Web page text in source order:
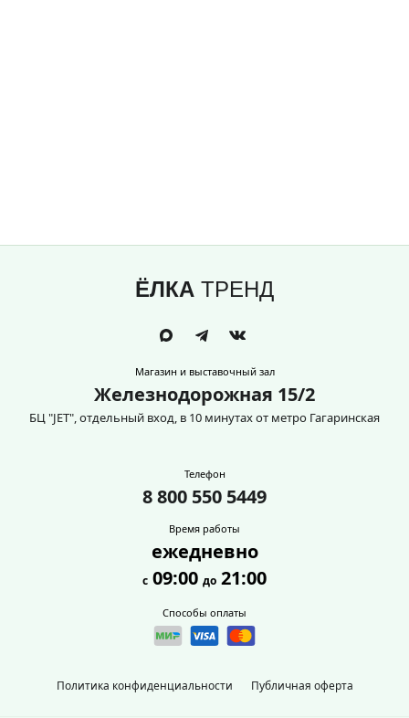
ЁЛКА ТРЕНД
Магазин и выставочный зал
Железнодорожная 15/2
БЦ "JET", отдельный вход, в 10 минутах от метро Гагаринская
Политика конфиденциальности Публичная оферта
Телефон
8 800 550 5449
Время работы
ежедневно
с 09:00 до 21:00
Способы оплаты